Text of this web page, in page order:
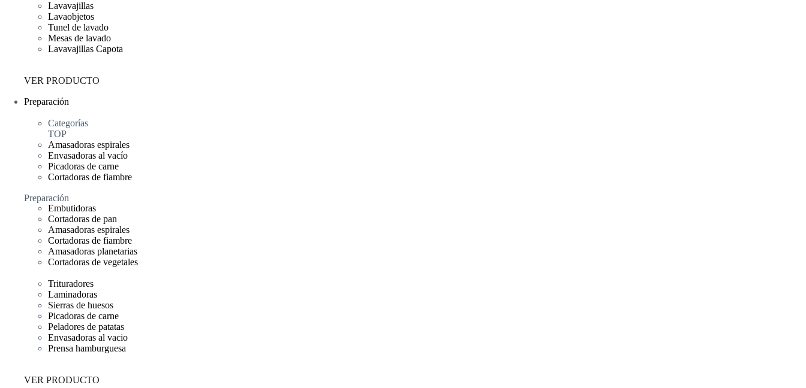
Lavavajillas
Lavaobjetos
Tunel de lavado
Mesas de lavado
Lavavajillas Capota
VER PRODUCTO
Preparación
Categorías
TOP
Amasadoras espirales
Envasadoras al vacío
Picadoras de carne
Cortadoras de fiambre
Preparación
Embutidoras
Cortadoras de pan
Amasadoras espirales
Cortadoras de fiambre
Amasadoras planetarias
Cortadoras de vegetales
Trituradores
Laminadoras
Sierras de huesos
Picadoras de carne
Peladores de patatas
Envasadoras al vacio
Prensa hamburguesa
VER PRODUCTO